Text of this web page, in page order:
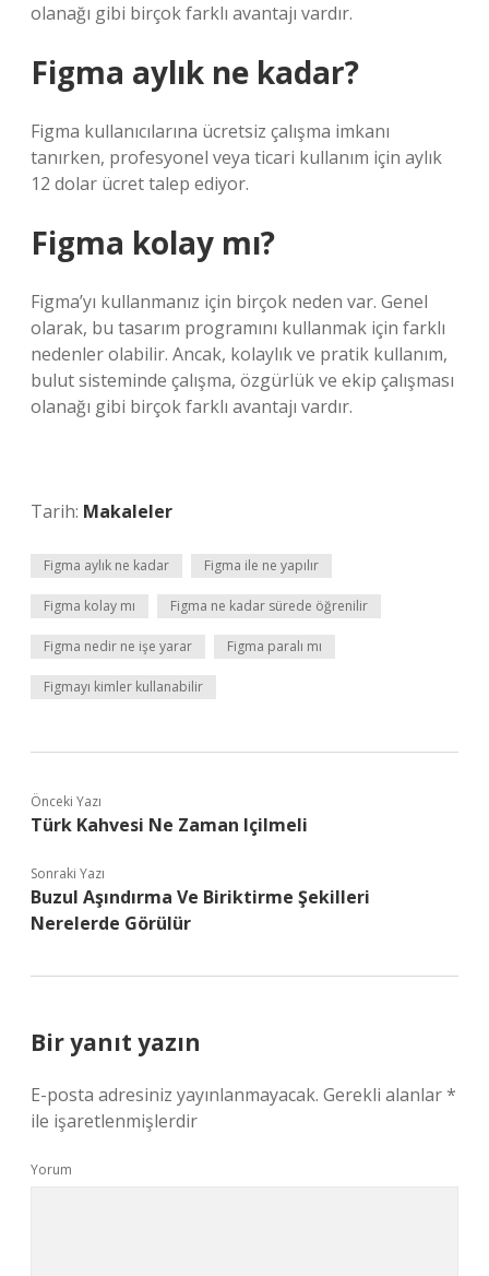
olanağı gibi birçok farklı avantajı vardır.
Figma aylık ne kadar?
Figma kullanıcılarına ücretsiz çalışma imkanı
tanırken, profesyonel veya ticari kullanım için aylık
12 dolar ücret talep ediyor.
Figma kolay mı?
Figma’yı kullanmanız için birçok neden var. Genel
olarak, bu tasarım programını kullanmak için farklı
nedenler olabilir. Ancak, kolaylık ve pratik kullanım,
bulut sisteminde çalışma, özgürlük ve ekip çalışması
olanağı gibi birçok farklı avantajı vardır.
Tarih: Makaleler
Figma aylık ne kadar Figma ile ne yapılır
Figma kolay mı Figma ne kadar sürede öğrenilir
Figma nedir ne işe yarar Figma paralı mı
Figmayı kimler kullanabilir
Önceki Yazı
Türk Kahvesi Ne Zaman Içilmeli
Sonraki Yazı
Buzul Aşındırma Ve Biriktirme Şekilleri
Nerelerde Görülür
Bir yanıt yazın
E-posta adresiniz yayınlanmayacak. Gerekli alanlar*
ile işaretlenmişlerdir
Yorum